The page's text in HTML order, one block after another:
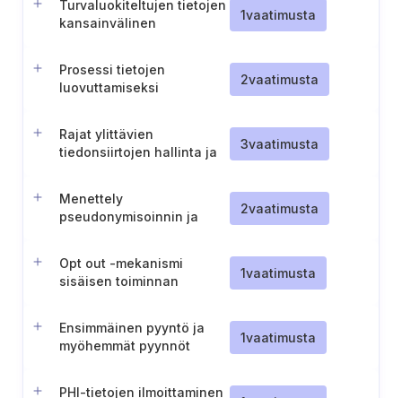
Turvaluokiteltujen tietojen
kansainvälinen
1vaatimusta
Prosessi tietojen
luovuttamiseksi
2vaatimusta
Rajat ylittävien
tiedonsiirtojen hallinta ja
3vaatimusta
Menettely
pseudonymisoinnin ja
toimenpiteiden
soveltamiseksi
2vaatimusta
Opt out -mekanismi
sisäisen toiminnan
1vaatimusta
Ensimmäinen pyyntö ja
myöhemmät pyynnöt
1vaatimusta
PHI-tietojen ilmoittaminen